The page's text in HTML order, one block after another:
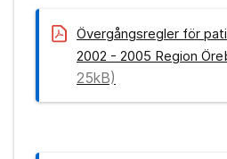
Övergångsregler för
2002 - 2005 Region
25kB)